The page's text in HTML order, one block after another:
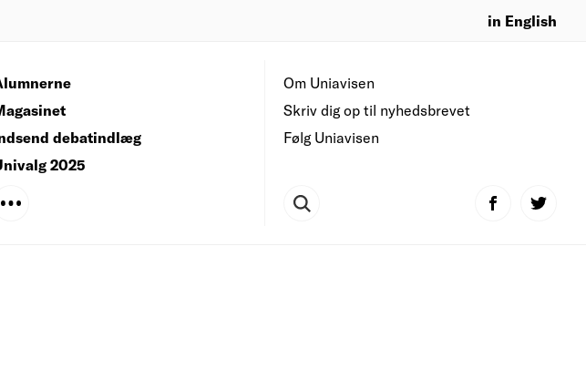
in English
Om Uniavisen
Skriv dig op til nyhedsbrevet
Følg Uniavisen
debatindlæg
2025